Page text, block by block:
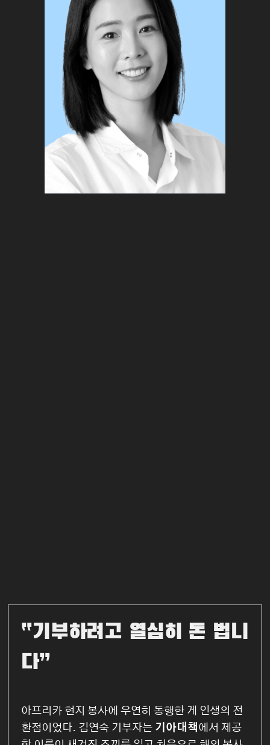
“기부하려고 열심히 돈 법니
다”
아프리카 현지 봉사에 우연히 동행한 게 인생의 전
환점이었다. 김연숙 기부자는 기아대책 에서 제공